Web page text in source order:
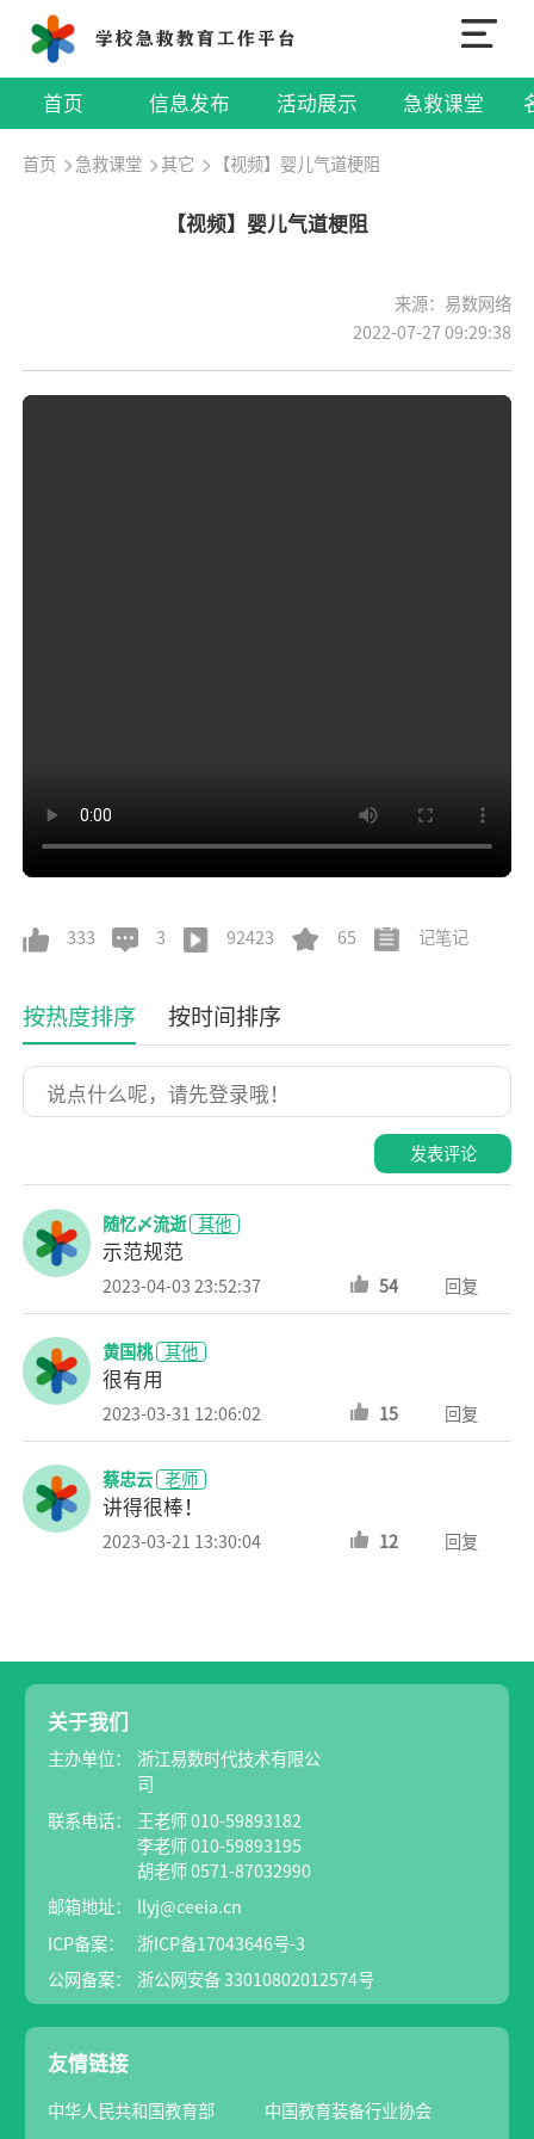
首页 信息发布 活动展示 急救课堂
首页 急救课堂 其它 【视频】婴儿气道梗阻
【视频】婴儿气道梗阻
来源：易数网络
2022-07-27 09:29:38
333 3 92423 65 记笔记
按热度排序 按时间排序
发表评论
随忆〆流逝 其他
示范规范
2023-04-03 23:52:37 54 回复
黄国桃 其他
很有用
2023-03-31 12:06:02 15 回复
蔡忠云 老师
讲得很棒！
2023-03-21 13:30:04 12 回复
关于我们
主办单位：
浙江易数时代技术有限公
司
联系电话：
王老师 010-59893182
李老师 010-59893195
胡老师 0571-87032990
邮箱地址： llyj@ceeia.cn
ICP备案： 浙ICP备17043646号-3
公网备案： 浙公网安备 33010802012574号
友情链接
中华人民共和国教育部 中国教育装备行业协会